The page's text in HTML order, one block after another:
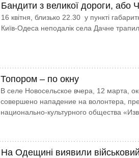
Бандити з великої дороги, або
16 квітня, близько 22.30 у пункті
Київ-Одеса неподалік села Дачне
Топором – по окну
В селе Новосельское вчера, 12 марта,
совершено нападение на волонтера,
национально-культурного общества
На Одещині виявили